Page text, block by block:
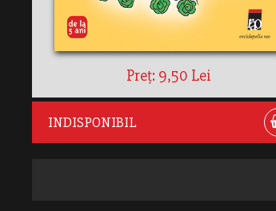
Preț: 9,50 Lei
INDISPONIBIL